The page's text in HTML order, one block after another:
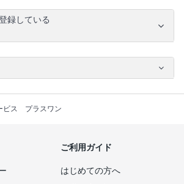
録している
ビス プラスワン
ご利用ガイド
はじめての方へ